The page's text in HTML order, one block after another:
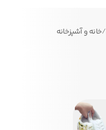
/خانه و آشپزخانه